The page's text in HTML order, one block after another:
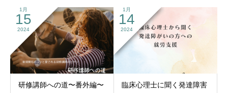
1月
15
2024
研修講師への道〜番外編〜
1月
14
2024
臨床心理士に聞く発達障害